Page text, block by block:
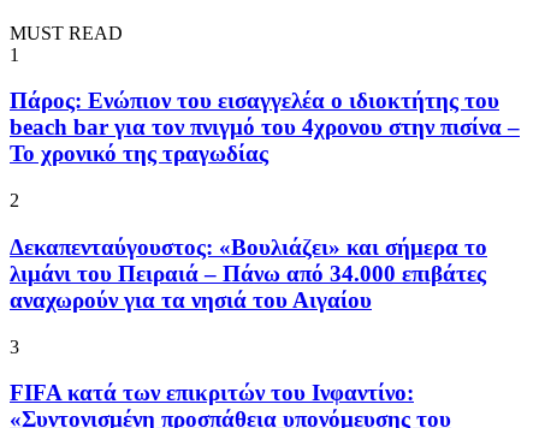
MUST READ
1
Πάρος: Ενώπιον του εισαγγελέα ο ιδιοκτήτης του
beach bar για τον πνιγμό του 4χρονου στην πισίνα –
Το χρονικό της τραγωδίας
2
Δεκαπενταύγουστος: «Βουλιάζει» και σήμερα το
λιμάνι του Πειραιά – Πάνω από 34.000 επιβάτες
αναχωρούν για τα νησιά του Αιγαίου
3
FIFA κατά των επικριτών του Ινφαντίνο:
«Συντονισμένη προσπάθεια υπονόμευσης του